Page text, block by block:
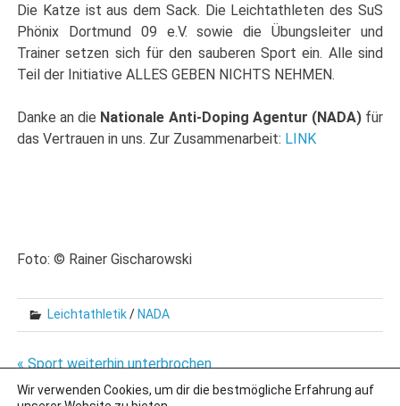
Die Katze ist aus dem Sack. Die Leichtathleten des SuS
Phönix Dortmund 09 e.V. sowie die Übungsleiter und
Trainer setzen sich für den sauberen Sport ein. Alle sind
Teil der Initiative ALLES GEBEN NICHTS NEHMEN.
Danke an die Nationale Anti-Doping Agentur (NADA)für
das Vertrauen in uns. Zur Zusammenarbeit: LINK
Foto: © Rainer Gischarowski
Leichtathletik/ NADA
Beitragsnavigation
« Sport weiterhin unterbrochen
Inzidenz unter 100 und morgen unter 90 »
Wir verwenden Cookies, um dir die bestmögliche Erfahrung auf